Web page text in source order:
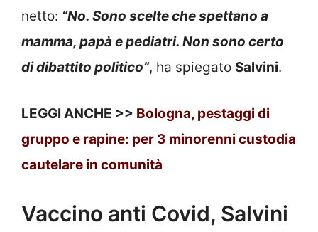
netto: “No. Sono scelte che spettano a
mamma, papà e pediatri. Non sono certo
di dibattito politico”, ha spiegato Salvini.
LEGGI ANCHE >> Bologna, pestaggi di
gruppo e rapine: per 3 minorenni custodia
cautelare in comunità
Vaccino anti Covid, Salvini